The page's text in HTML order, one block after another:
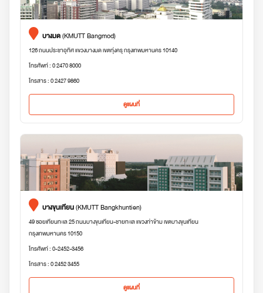
บางมด(KMUTT Bangmod)
126 ถนนประชาอุทิศ แขวงบางมด เขตทุ่งครุ กรุงเทพมหานคร 10140
โทรศัพท์ : 0 2470 8000
โทรสาร : 0 2427 9860
ดูแผนที่
บางขุนเทียน(KMUTT Bangkhuntien)
49 ซอยเทียนทะเล 25 ถนนบางขุนเทียน-ชายทะเล แขวงท่าข้าม เขตบางขุนเทียน
กรุงเทพมหานคร 10150
โทรศัพท์ : 0-2452-3456
โทรสาร : 0 2452 3455
ดูแผนที่